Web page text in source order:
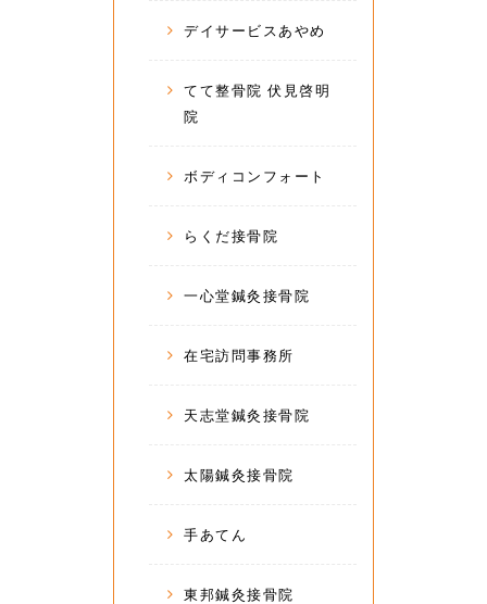
デイサービスあやめ
てて整骨院 伏見啓明
院
ボディコンフォート
らくだ接骨院
一心堂鍼灸接骨院
在宅訪問事務所
天志堂鍼灸接骨院
太陽鍼灸接骨院
手あてん
東邦鍼灸接骨院